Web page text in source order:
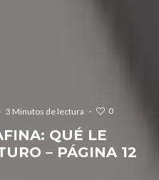
· 3 Minutos de lectura · 0
QUÉ LE
– PÁGINA 12